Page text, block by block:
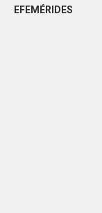
EFEMÉRIDES